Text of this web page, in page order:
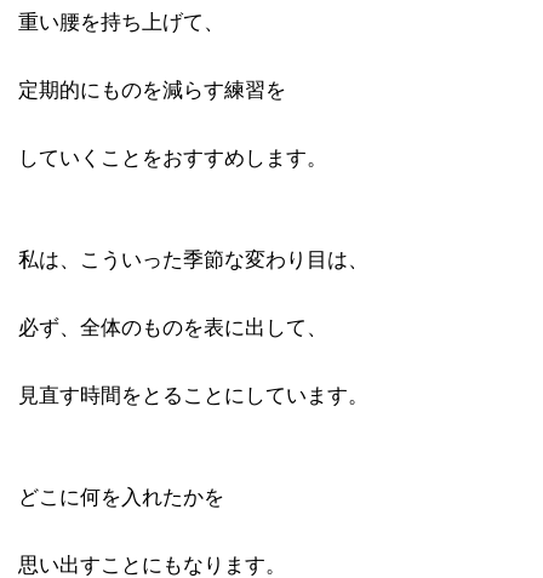
重い腰を持ち上げて、
定期的にものを減らす練習を
していくことをおすすめします。
私は、こういった季節な変わり目は、
必ず、全体のものを表に出して、
見直す時間をとることにしています。
どこに何を入れたかを
思い出すことにもなります。